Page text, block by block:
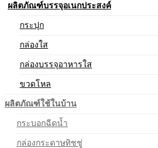
ผลิตภัณฑ์บรรจุอเนกประสงค์
กระปุก
กล่องใส
กล่องบรรจุอาหารใส
ขวดโหล
ผลิตภัณฑ์ใช้ในบ้าน
กระบอกฉีดน้ำ
กล่องกระดาษทิชชู่